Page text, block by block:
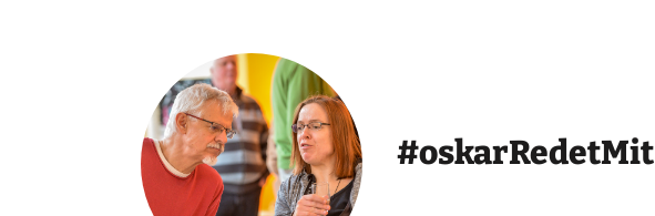
#oskarRedetMit